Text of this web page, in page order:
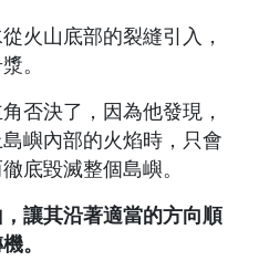
火山底部的裂縫引入，
。
否決了，因為他發現，
嶼內部的火焰時，只會
底毀滅整個島嶼。
讓其沿著適當的方向順
。